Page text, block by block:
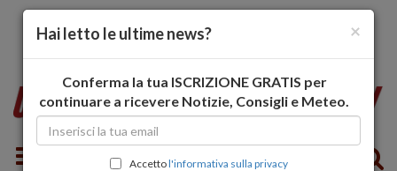
Toggle navigation
×
Hai letto le ultime news?
Conferma la tua ISCRIZIONE GRATIS per
continuare a ricevere Notizie, Consigli e Meteo.
Accettol'informativa sulla privacy